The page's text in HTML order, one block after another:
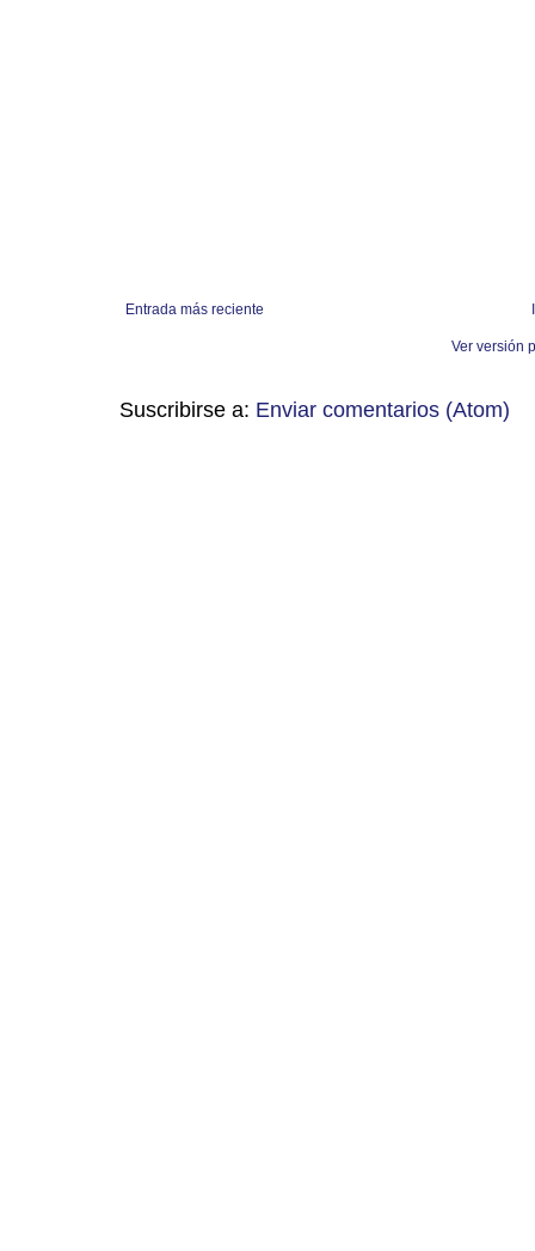
Entrada más reciente
Ver versión
Suscribirse a: Enviar comentarios (Atom)